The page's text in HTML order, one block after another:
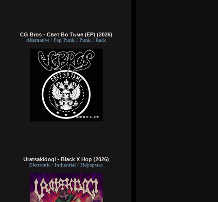
CG Bros - Свет Во Тьме (EP) (2026)
Alternative / Pop Punk / Punk / Rock
Uratsakidogi - Black X Hop (2026)
Electronic / Industrial / Неформат